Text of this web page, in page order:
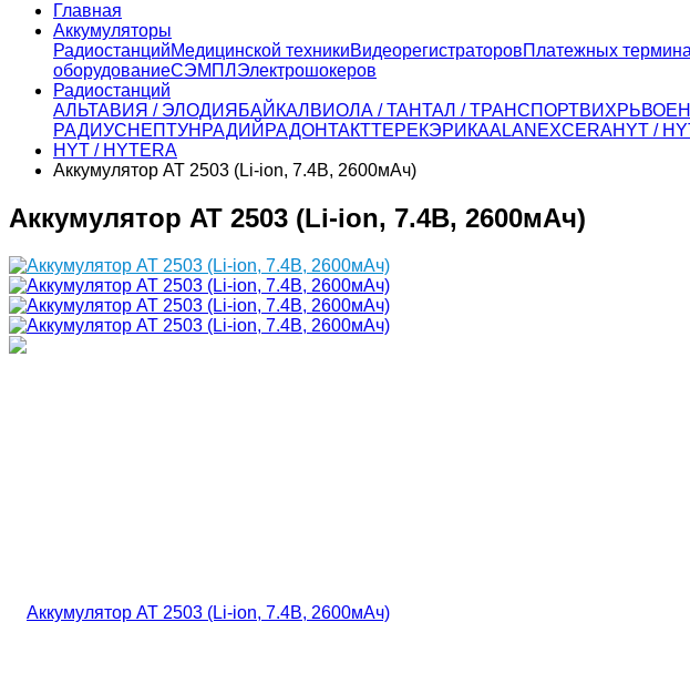
Главная
Аккумуляторы
РадиостанцийМедицинской техникиВидеорегистраторовПлатежных
оборудованиеСЭМПЛ Электрошокеров
Радиостанций
АЛЬТАВИЯ / ЭЛОДИЯ БАЙКАЛ ВИОЛА / ТАНТАЛ / ТРАНСПОРТВИХРЬ
РАДИУСНЕПТУН РАДИЙ РАДОНТАКТТЕРЕКЭРИКАALAN EXCERAHYT /
HYT / HYTERA
Аккумулятор AT 2503 (Li-ion, 7.4В, 2600мАч)
Аккумулятор AT 2503 (Li-ion, 7.4В, 2600мАч)